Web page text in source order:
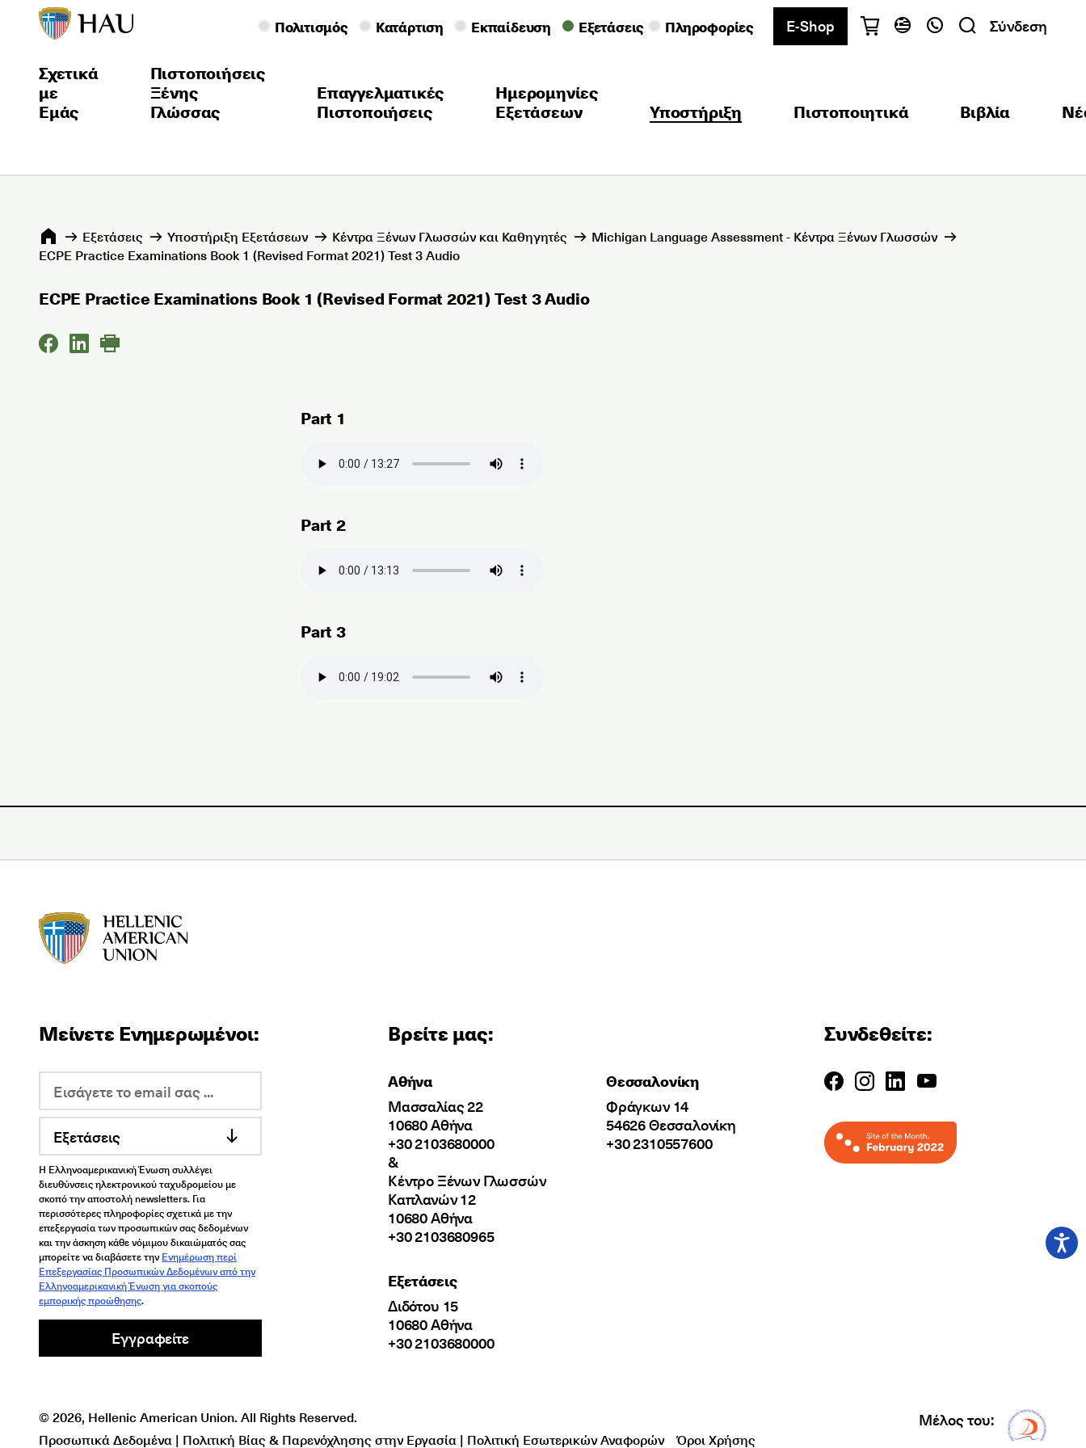
Πολιτισμός Κατάρτιση Εκπαίδευση Εξετάσεις Πληροφορίες
E-Shop
English
Βρείτε το τμήμα που σας ενδιαφέρει
Σύνδεση
Σχετικά
με
Εμάς
Πιστοποιήσεις
Ξένης
Γλώσσας
Επαγγελματικές
Πιστοποιήσεις
Ημερομηνίες
Εξετάσεων
Υποστήριξη Πιστοποιητικά Βιβλία
Εξετάσεις Υποστήριξη Εξετάσεων Κέντρα Ξένων Γλωσσών και Καθηγητές
Michigan Language Assessment - Κέντρα Ξένων Γλωσσών
ECPE Practice Examinations Book 1 (Revised Format 2021) Test 3 Audio
ECPE Practice Examinations Book 1 (Revised Format 2021) Test 3 Audio
Part 1
Part 2
Part 3
Μείνετε Ενημερωμένοι:
Εξετάσεις
Η Ελληνοαμερικανική Ένωση συλλέγει
διευθύνσεις ηλεκτρονικού ταχυδρομείου με
σκοπό την αποστολή newsletters. Για
περισσότερες πληροφορίες σχετικά με την
επεξεργασία των προσωπικών σας δεδομένων
και την άσκηση κάθε νόμιμου δικαιώματός σας
μπορείτε να διαβάσετε την Ενημέρωση περί
Επεξεργασίας Προσωπικών Δεδομένων από την
Ελληνοαμερικανική Ένωση για σκοπούς
εμπορικής προώθησης.
Εγγραφείτε
Βρείτε μας:
Αθήνα
Μασσαλίας 22
10680 Αθήνα
+30 2103680000
&
Κέντρο Ξένων Γλωσσών
Καπλανών 12
10680 Αθήνα
+30 2103680965
Εξετάσεις
Διδότου 15
10680 Αθήνα
+30 2103680000
Θεσσαλονίκη
Φράγκων 14
54626 Θεσσαλονίκη
+30 2310557600
Συνδεθείτε:
© 2026, Hellenic American Union. All Rights Reserved.
Προσωπικά Δεδομένα | Πολιτική Βίας & Παρενόχλησης στην Εργασία | Πολιτική Εσωτερικών Αναφορών
Όροι Χρήσης
Μέλος του: